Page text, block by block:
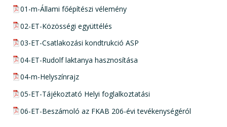
pdf csatolmány:
01-m-Állami főépítészi vélemény
pdf csatolmány:
02-ET-Közösségi együttélés
pdf csatolmány:
03-ET-Csatlakozási kondtrukció ASP
pdf csatolmány:
04-ET-Rudolf laktanya hasznosítása
pdf csatolmány:
04-m-Helyszínrajz
pdf csatolmány:
05-ET-Tájékoztató Helyi foglalkoztatási
pdf csatolmány:
06-ET-Beszámoló az FKAB 206-évi tevékenységéról